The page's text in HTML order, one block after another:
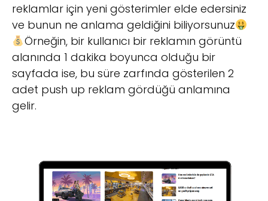
reklamlar için yeni gösterimler elde edersiniz
ve bunun ne anlama geldiğini biliyorsunuz
Örneğin, bir kullanıcı bir reklamın görüntü
alanında 1 dakika boyunca olduğu bir
sayfada ise, bu süre zarfında gösterilen 2
adet push up reklam gördüğü anlamına
gelir.